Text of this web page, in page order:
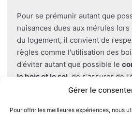
Gérer le
Pour offrir les meilleures expériences, nous
Pour se prémunir autant que
nuisances dues aux mérules
du logement, il convient de
règles comme l'utilisation des
d'éviter autant que possible le
le bois et le sol , de s'assurer de
façades et toitures, de prévoir